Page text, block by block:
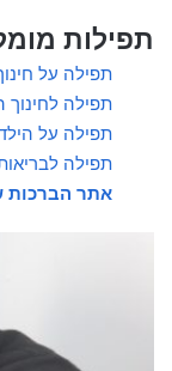
תפילות
תפילה על
תפילה לחינוך
תפילה על
תפילה
אתר הברכות